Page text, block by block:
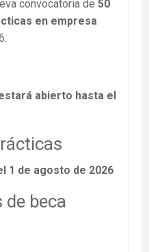
convocatoria de 50
en empresa
abierto hasta el
1 de agosto de 2026
de beca